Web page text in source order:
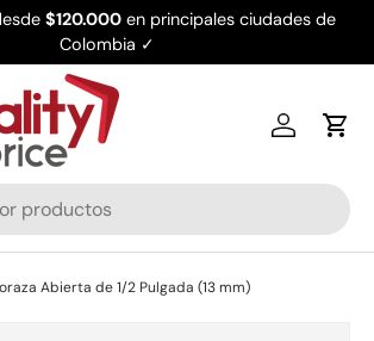
$120.000 en principales ciudades de
Colombia ✓
Iniciar
Abierta de 1/2 Pulgada (13 mm)